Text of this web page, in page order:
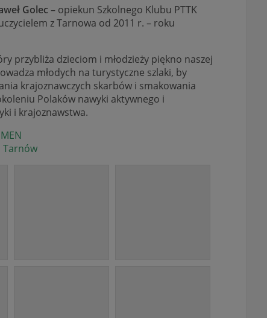
Golec – opiekun Szkolnego Klubu PTTK
z Tarnowa od 2011 r. – roku
przybliża dzieciom i młodzieży piękno naszej
młodych na turystyczne szlaki, by
krajoznawczych skarbów i smakowania
Polaków nawyki aktywnego i
i krajoznawstwa.
MEN
Tarnów